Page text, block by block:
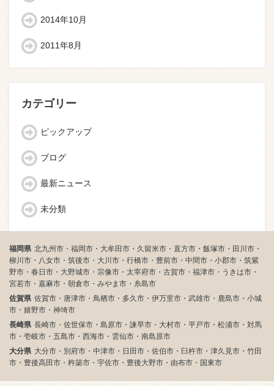
2014年10月
2011年8月
カテゴリー
ピックアップ
ブログ
最新ニュース
未分類
福岡県 北九州市・福岡市・大牟田市・久留米市・直方市・飯塚市・田川市・
柳川市・八女市・筑後市・大川市・行橋市・豊前市・中間市・小郡市・筑紫
野市・春日市・大野城市・宗像市・太宰府市・古賀市・福津市・うきは市・
宮若市・嘉麻市・朝倉市・みやま市・糸島市
佐賀県 佐賀市・唐津市・鳥栖市・多久市・伊万里市・武雄市・鹿島市・小城
市・嬉野市・神埼市
長崎県 長崎市・佐世保市・島原市・諫早市・大村市・平戸市・松浦市・対馬
市・壱岐市・五島市・西海市・雲仙市・南島原市
大分県 大分市・別府市・中津市・日田市・佐伯市・臼杵市・津久見市・竹田
市・豊後高田市・杵築市・宇佐市・豊後大野市・由布市・国東市